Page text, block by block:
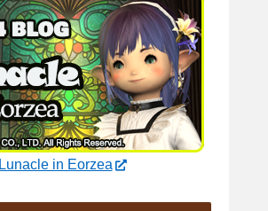
Lunacle in Eorzea